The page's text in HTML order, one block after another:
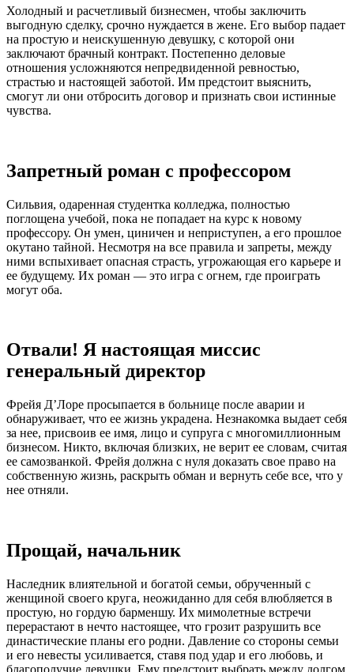
Холодный и расчетливый бизнесмен, чтобы заключить
выгодную сделку, срочно нуждается в жене. Его выбор падает
на простую и неискушенную девушку, с которой они
заключают брачный контракт. Постепенно деловые
отношения усложняются непредвиденной ревностью,
страстью и настоящей заботой. Им предстоит выяснить,
смогут ли они отбросить договор и признать свои истинные
чувства.
Запретный роман с профессором
Сильвия, одаренная студентка колледжа, полностью
поглощена учебой, пока не попадает на курс к новому
профессору. Он умен, циничен и неприступен, а его прошлое
окутано тайной. Несмотря на все правила и запреты, между
ними вспыхивает опасная страсть, угрожающая его карьере и
ее будущему. Их роман — это игра с огнем, где проиграть
могут оба.
Отвали! Я настоящая миссис
генеральный директор
Фрейя Д’Лоре просыпается в больнице после аварии и
обнаруживает, что ее жизнь украдена. Незнакомка выдает себя
за нее, присвоив ее имя, лицо и супруга с многомиллионным
бизнесом. Никто, включая близких, не верит ее словам, считая
ее самозванкой. Фрейя должна с нуля доказать свое право на
собственную жизнь, раскрыть обман и вернуть себе все, что у
нее отняли.
Прощай, начальник
Наследник влиятельной и богатой семьи, обрученный с
женщиной своего круга, неожиданно для себя влюбляется в
простую, но гордую барменшу. Их мимолетные встречи
перерастают в нечто настоящее, что грозит разрушить все
династические планы его родни. Давление со стороны семьи
и его невесты усиливается, ставя под удар и его любовь, и